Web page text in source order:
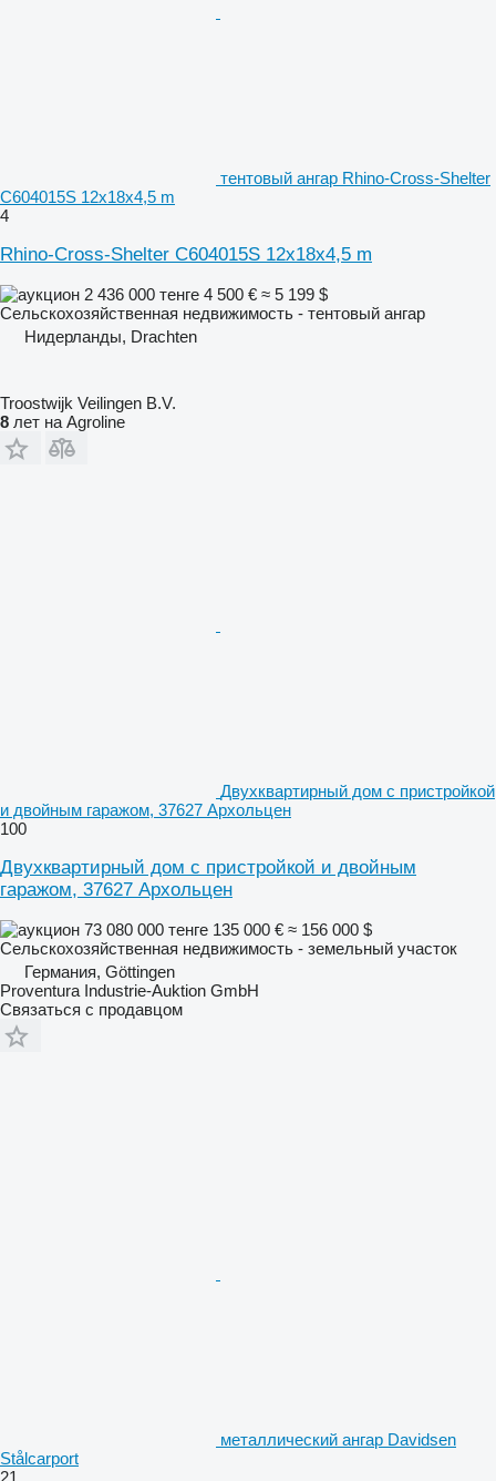
тентовый ангар Rhino-Cross-Shelter
C604015S 12x18x4,5 m
4
Rhino-Cross-Shelter C604015S 12x18x4,5 m
2 436 000 тенге 4 500 € ≈ 5 199 $
Сельскохозяйственная недвижимость - тентовый ангар
Нидерланды, Drachten
Troostwijk Veilingen B.V.
8 лет на Agroline
Двухквартирный дом с пристройкой
и двойным гаражом, 37627 Архольцен
100
Двухквартирный дом с пристройкой и двойным
гаражом, 37627 Архольцен
73 080 000 тенге 135 000 € ≈ 156 000 $
Сельскохозяйственная недвижимость - земельный участок
Германия, Göttingen
Proventura Industrie-Auktion GmbH
Связаться с продавцом
металлический ангар Davidsen
Stålcarport
21